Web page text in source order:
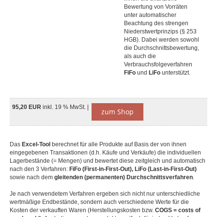
Bewertung von Vorräten
unter automatischer
Beachtung des strengen
Niederstwertprinzips (§ 253
HGB). Dabei werden sowohl
die Durchschnittsbewertung,
als auch die
Verbrauchsfolgeverfahren
FiFo und LiFo unterstützt.
95,20 EUR inkl. 19 % MwSt. | zum Shop
Das Excel-Tool berechnet für alle Produkte auf Basis der von ihnen
eingegebenen Transaktionen (d.h. Käufe und Verkäufe) die individuellen
Lagerbestände (= Mengen) und bewertet diese zeitgleich und automatisch
nach den 3 Verfahren: FiFo (First-in-First-Out), LiFo (Last-in-First-Out)
sowie nach dem gleitenden (permanenten) Durchschnittsverfahren.
Je nach verwendetem Verfahren ergeben sich nicht nur unterschiedliche
wertmäßige Endbestände, sondern auch verschiedene Werte für die
Kosten der verkauften Waren (Herstellungskosten bzw. COGS = costs of